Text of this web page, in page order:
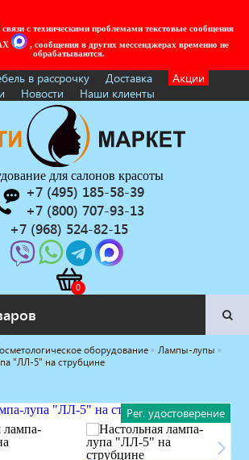
с техническими проблемами текстовые сообщения
, сообщения в других мессенджерах временно не
обрабатываются.
в рассрочку Доставка
Акции
Новости Наши клиенты
для салонов красоты
+7 (495) 185-58-39
+7 (800) 707-93-13
+7 (968) 524-82-15
ключ
с регистрационным
оборудование
оборудование
Лампы-лупы
"ЛЛ-5" на струбцине
Рег. удостоверение